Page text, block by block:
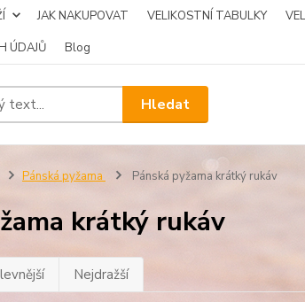
JAK NAKUPOVAT VELIKOSTNÍ TABULKY
ÚDAJŮ Blog
Hledat
Pánská pyžama Pánská pyžama krátký rukáv
krátký rukáv
Nejdražší